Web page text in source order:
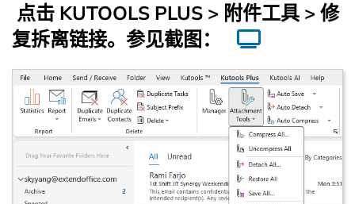
点击 KUTOOLS PLUS > 附件工具 > 修
复拆离链接。参见截图：